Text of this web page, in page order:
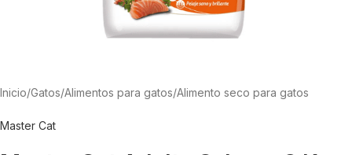
Inicio/Gatos/Alimentos para gatos/Alimento seco para gatos
Master Cat